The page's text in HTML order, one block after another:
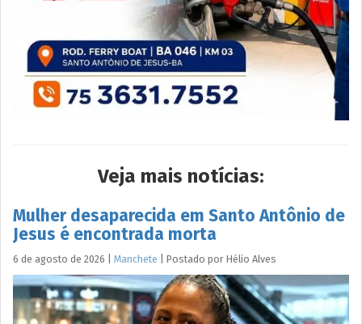
Veja mais notícias:
Mulher desaparecida em Santo Antônio de
Jesus é encontrada morta
6 de agosto de 2026 Manchete Postado por Hélio Alves